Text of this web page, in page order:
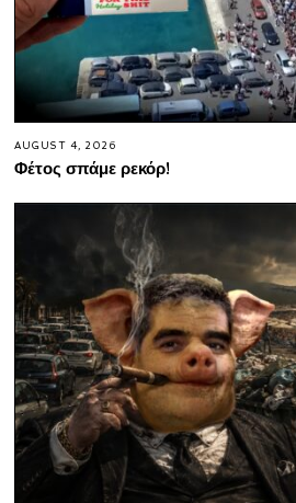
AUGUST 4, 2026
Φέτος σπάμε ρεκόρ!